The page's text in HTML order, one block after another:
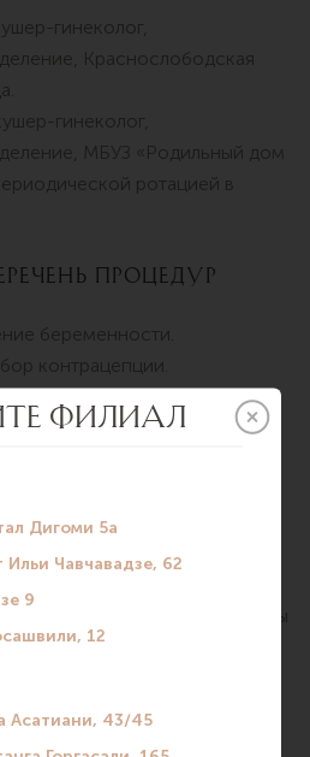
гинеколог,
Краснослободская
гинеколог,
МБУЗ «Родильный дом
ротацией в
процедур
беременности.
контрацепции.
менструального
патологиями (миома
менопаузальной
терапевтической системы
имплантата